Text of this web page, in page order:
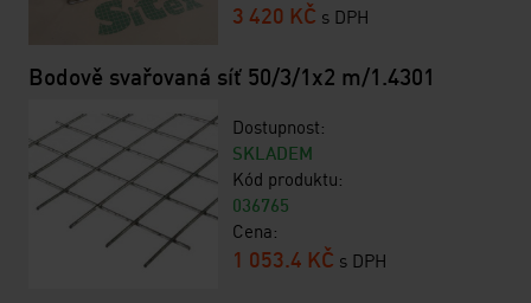
3 420 KČ s DPH
Bodově svařovaná síť 50/3/1x2 m/1.4301
Dostupnost:
SKLADEM
Kód produktu:
036765
Cena:
1 053.4 KČ s DPH